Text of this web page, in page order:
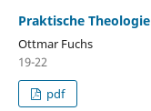
Praktische
Ottmar Fuchs
19-22
pdf